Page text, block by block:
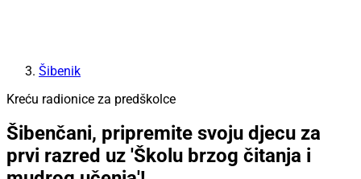
Šibenik
Kreću radionice za predškolce
Šibenčani, pripremite svoju djecu za
prvi razred uz 'Školu brzog čitanja i